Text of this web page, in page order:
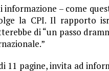
informazione – come
la CPI. Il rapporto
di “un passo
11 pagine, invita ad